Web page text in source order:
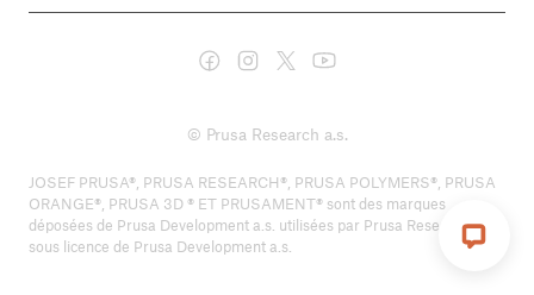
© Prusa Research a.s.
JOSEF PRUSA®, PRUSA RESEARCH®, PRUSA POLYMERS®, PRUSA
ORANGE®, PRUSA 3D ® ET PRUSAMENT® sont des marques
déposées de Prusa Development a.s. utilisées par Prusa Research a.s.
sous licence de Prusa Development a.s.